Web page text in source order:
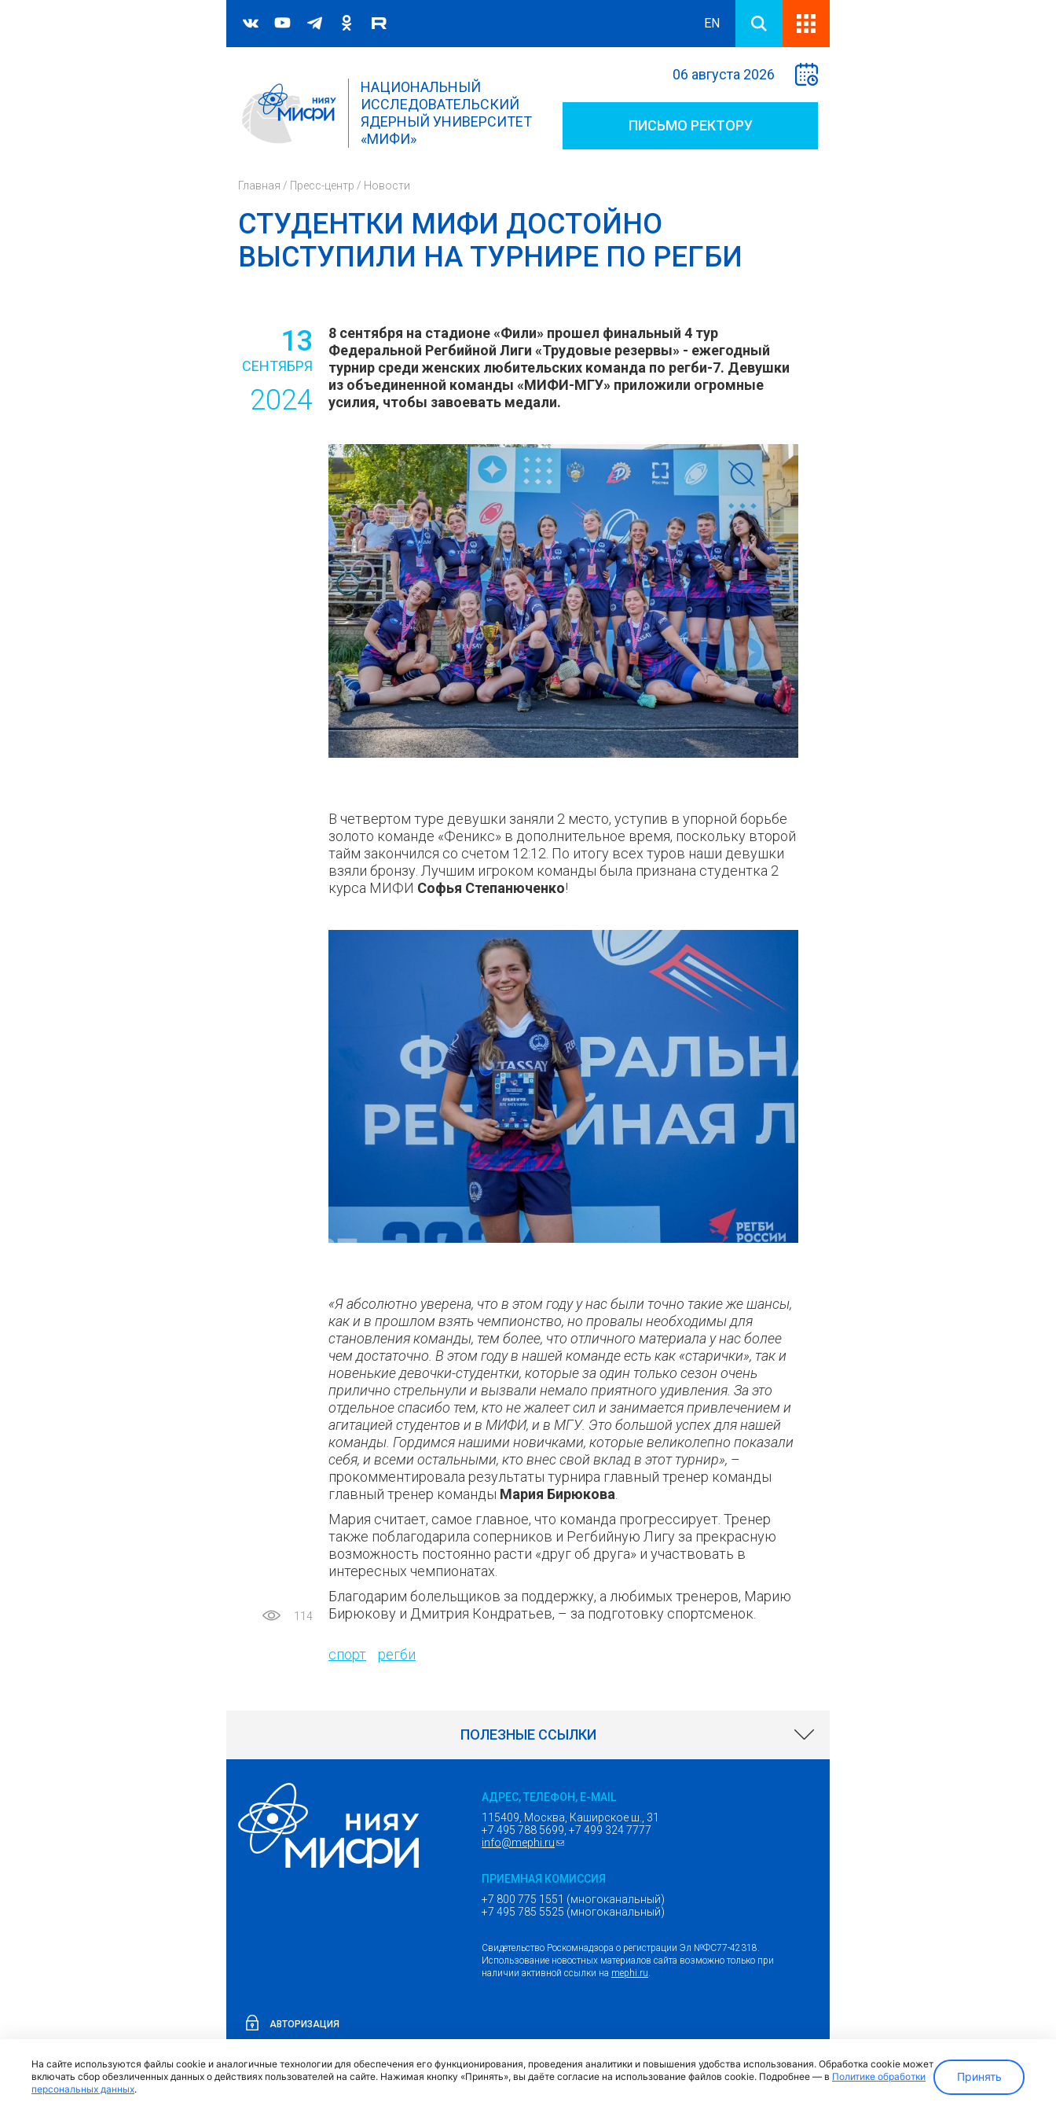
Форма поиска
EN
НАЦИОНАЛЬНЫЙ
ИССЛЕДОВАТЕЛЬСКИЙ
ЯДЕРНЫЙ УНИВЕРСИТЕТ
«МИФИ»
06 августа 2026
ПИСЬМО РЕКТОРУ
Главная / Пресс-центр / Новости
СТУДЕНТКИ МИФИ ДОСТОЙНО
ВЫСТУПИЛИ НА ТУРНИРЕ ПО РЕГБИ
13
СЕНТЯБРЯ
2024
8 сентября на стадионе «Фили» прошел финальный 4 тур
Федеральной Регбийной Лиги «Трудовые резервы» - ежегодный
турнир среди женских любительских команда по регби-7. Девушки
из объединенной команды «МИФИ-МГУ» приложили огромные
усилия, чтобы завоевать медали.
В четвертом туре девушки заняли 2 место, уступив в упорной борьбе
золото команде «Феникс» в дополнительное время, поскольку второй
тайм закончился со счетом 12:12. По итогу всех туров наши девушки
взяли бронзу. Лучшим игроком команды была признана студентка 2
курса МИФИ Софья Степанюченко!
«Я абсолютно уверена, что в этом году у нас были точно такие же шансы,
как и в прошлом взять чемпионство, но провалы необходимы для
становления команды, тем более, что отличного материала у нас более
чем достаточно. В этом году в нашей команде есть как «старички», так и
новенькие девочки-студентки, которые за один только сезон очень
прилично стрельнули и вызвали немало приятного удивления. За это
отдельное спасибо тем, кто не жалеет сил и занимается привлечением и
агитацией студентов и в МИФИ, и в МГУ. Это большой успех для нашей
команды. Гордимся нашими новичками, которые великолепно показали
себя, и всеми остальными, кто внес свой вклад в этот турнир», –
прокомментировала результаты турнира главный тренер команды
главный тренер команды Мария Бирюкова.
Мария считает, самое главное, что команда прогрессирует. Тренер
также поблагодарила соперников и Регбийную Лигу за прекрасную
возможность постоянно расти «друг об друга» и участвовать в
интересных чемпионатах.
Благодарим болельщиков за поддержку, а любимых тренеров, Марию
Бирюкову и Дмитрия Кондратьев, – за подготовку спортсменок.
114
спорт регби
ПОЛЕЗНЫЕ ССЫЛКИ
АДРЕС, ТЕЛЕФОН, E-MAIL
115409, Москва, Каширское ш., 31
+7 495 788 5699, +7 499 324 7777
info@mephi.ru(ссылка для отправки email)
ПРИЕМНАЯ КОМИССИЯ
+7 800 775 1551 (многоканальный)
+7 495 785 5525 (многоканальный)
Свидетельство Роскомнадзора о регистрации Эл №ФС77-42318.
Использование новостных материалов сайта возможно только при
наличии активной ссылки на mephi.ru.
АВТОРИЗАЦИЯ
Политика обработки персональных данных МИФИ
На сайте используются файлы cookie и аналогичные технологии для обеспечения его функционирования, проведения аналитики и повышения удобства использования. Обработка cookie может
включать сбор обезличенных данных о действиях пользователей на сайте. Нажимая кнопку «Принять», вы даёте согласие на использование файлов cookie. Подробнее — в Политике обработки
персональных данных.
Принять